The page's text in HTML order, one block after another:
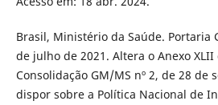
Brasil, Ministério da Saúde. Portaria
de julho de 2021. Altera o Anexo
Consolidação GM/MS nº 2, de 28 de
dispor sobre a Política Nacional de